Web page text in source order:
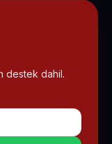
destek dahil.